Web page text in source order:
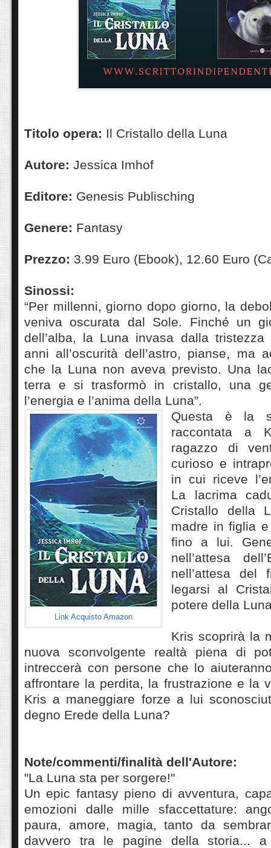
Titolo opera: Il Cristallo della Luna
Autore: Jessica Imhof
Editore: Genesis Publisching
Genere: Fantasy
Prezzo: 3.99 Euro (Ebook), 12.60 Euro
Sinossi:
“Per millenni, giorno dopo giorno, la
veniva oscurata dal Sole. Finché un
dell’alba, la Luna invasa dalla
anni all’oscurità dell’astro, pianse, ma
che la Luna non aveva previsto. Una
terra e si trasformò in cristallo, una
l’energia e l’anima della Luna”.
Link Acquisto Amazon
Questa è la
raccontata a
ragazzo di
curioso e
in cui riceve
La lacrima
Cristallo della
madre in figlia
fino a lui.
nell’attesa
nell’attesa
legarsi al
potere della
Kris scoprirà la
nuova sconvolgente realtà piena di
intreccerà con persone che lo
affrontare la perdita, la frustrazione e la
Kris a maneggiare forze a lui
degno Erede della Luna?
Note/commenti/finalità dell'Autore:
"La Luna sta per sorgere!"
Un epic fantasy pieno di avventura,
emozioni dalle mille sfaccettature:
paura, amore, magia, tanto da
davvero tra le pagine della storia...